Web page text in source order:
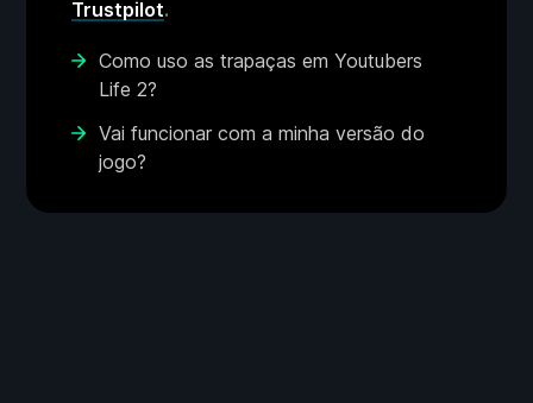
Trustpilot.
Como uso as trapaças em Youtubers
Life 2?
Vai funcionar com a minha versão do
jogo?